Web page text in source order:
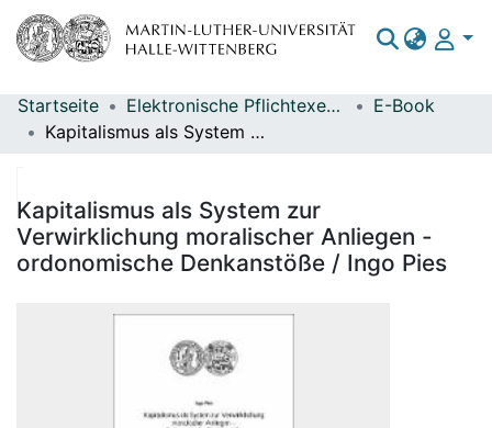
Bereiche & Sammlungen
Statistiken
Startseite Elektronische Pflichtexemplare
E-Book
Kapitalismus als System zur Verwirklichung moralischer Anliegen - ordonomische Denkanstöße / Ingo Pies
Kapitalismus als System zur
Verwirklichung moralischer Anliegen -
ordonomische Denkanstöße / Ingo Pies